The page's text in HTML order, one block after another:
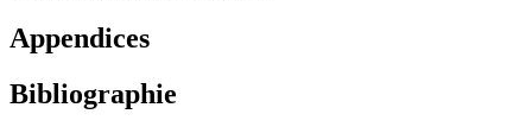
Appendices
Bibliographie